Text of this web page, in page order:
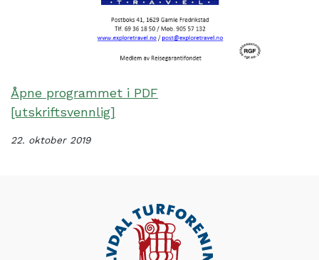
Åpne programmet i PDF
[utskriftsvennlig]
22. oktober 2019